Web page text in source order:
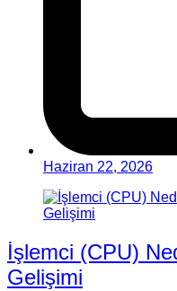
Haziran 22, 2026
İşlemci (CPU)
Gelişimi